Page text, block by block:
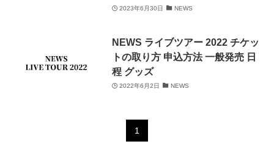
2023年6月30日 NEWS
NEWS ライブツアー 2022 チケッ
トの取り方 申込方法 一般発売 日
程 グッズ
2022年6月2日 NEWS
1